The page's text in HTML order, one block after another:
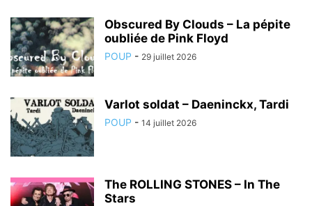
Obscured By Clouds – La pépite
oubliée de Pink Floyd
POUP - 29 juillet 2026
Varlot soldat – Daeninckx, Tardi
POUP - 14 juillet 2026
The ROLLING STONES – In The
Stars